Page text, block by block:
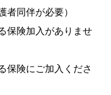
者同伴が必要）
保険加入がありませ
保険にご加入くださ